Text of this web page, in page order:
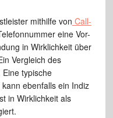
mithilfe von Call-
eine Vor-
in Wirklichkeit über
Vergleich des
typische
ebenfalls ein Indiz
in Wirklichkeit als